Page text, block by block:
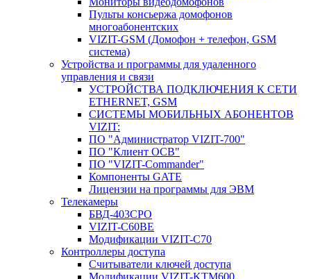
Пульты консьержа домофонов
многоабонентских
VIZIT-GSM (Домофон + телефон, GSM
система)
Устройства и программы для удаленного
управления и связи
УСТРОЙСТВА ПОДКЛЮЧЕНИЯ К СЕТИ
ETHERNET, GSM
CИСТЕМЫ МОБИЛЬНЫХ АБОНЕНТОВ
VIZIT:
ПО "Администратор VIZIT-700"
ПО "Клиент ОСВ"
ПО "VIZIT-Commander"
Компоненты GATE
Лицензии на программы для ЭВМ
Телекамеры
БВД-403СРО
VIZIT-С60BE
Модификации VIZIT-C70
Контроллеры доступа
Считыватели ключей доступа
Модификации VIZIT-KTM600